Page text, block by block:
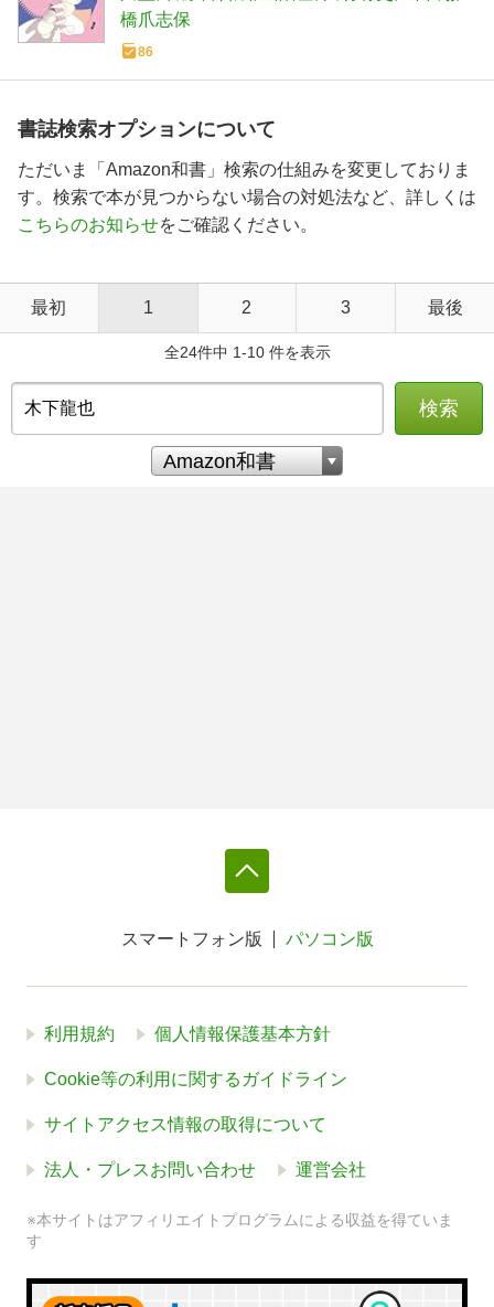
橋爪志保
86
書誌検索オプションについて
ただいま「Amazon和書」検索の仕組みを変更しておりま
す。検索で本が見つからない場合の対処法など、詳しくは
こちらのお知らせをご確認ください。
最初 1 2 3 最後
全24件中 1-10 件を表示
検索
スマートフォン版 パソコン版
利用規約 個人情報保護基本方針
Cookie等の利用に関するガイドライン
サイトアクセス情報の取得について
法人・プレスお問い合わせ 運営会社
※本サイトはアフィリエイトプログラムによる収益を得ていま
す